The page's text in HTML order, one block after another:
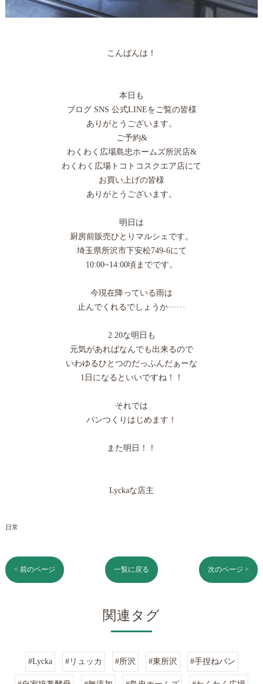
こんばんは！
本日も
ブログ SNS 公式LINEをご覧の皆様
ありがとうございます。
ご予約&
わくわく広場島忠ホームズ所沢店&
わくわく広場トコトコスクエア店にて
お買い上げの皆様
ありがとうございます。
明日は
厨房前販売ひとりマルシェです。
埼玉県所沢市下安松749-6にて
10:00~14:00頃までです。
今現在降っている雨は
止んでくれるでしょうか······
2.20な明日も
元気があればなんでも出来るので
いわゆるひとつのだっふんだぁーな
1日になるといいですね！！
それでは
パンつくりはじめます！
また明日！！
Lyckaな店主
日常
< 前のページ 一覧に戻る 次のページ >
関連タグ
#Lycka #リュッカ #所沢 #東所沢 #手捏ねパン